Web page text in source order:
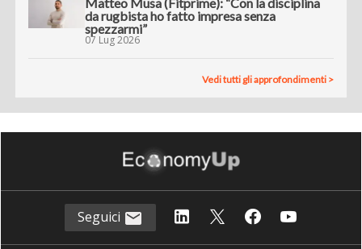
da rugbista ho fatto impresa senza
spezzarmi”
07 Lug 2026
Vedi tutti gli approfondimenti >
Seguici